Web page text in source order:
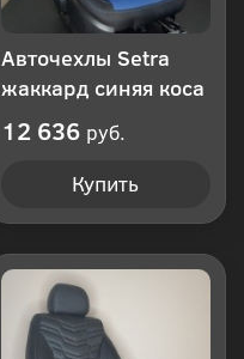
Авточехлы Setra
жаккард синяя коса
12 636 руб.
Купить